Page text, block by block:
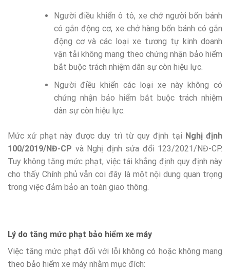
Người điều khiển ô tô, xe chở người bốn bánh
có gắn động cơ, xe chở hàng bốn bánh có gắn
động cơ và các loại xe tương tự kinh doanh
vận tải không mang theo chứng nhận bảo hiểm
bắt buộc trách nhiệm dân sự còn hiệu lực.
Người điều khiển các loại xe này không có
chứng nhận bảo hiểm bắt buộc trách nhiệm
dân sự còn hiệu lực.
Mức xử phạt này được duy trì từ quy định tại Nghị định
100/2019/NĐ-CP và Nghị định sửa đổi 123/2021/NĐ-CP.
Tuy không tăng mức phạt, việc tái khẳng định quy định này
cho thấy Chính phủ vẫn coi đây là một nội dung quan trọng
trong việc đảm bảo an toàn giao thông.
Lý do tăng mức phạt bảo hiểm xe máy
Việc tăng mức phạt đối với lỗi không có hoặc không mang
theo bảo hiểm xe máy nhằm mục đích: